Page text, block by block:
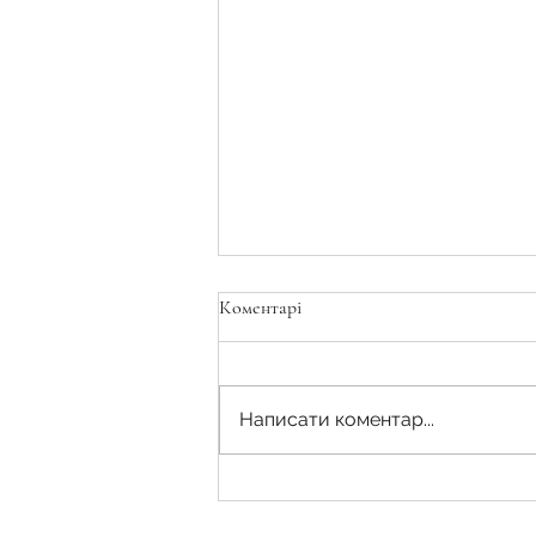
Коментарі
Написати коментар...